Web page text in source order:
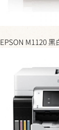
EPSON M1120